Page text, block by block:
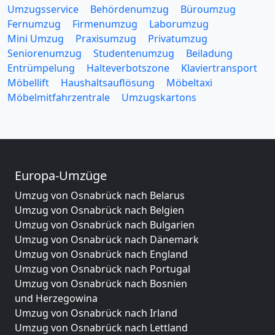
Umzugsservice Behördenumzug
Büroumzug
Fernumzug
Firmenumzug
Laborumzug
Mini Umzug
Praxisumzug
Privatumzug
Seniorenumzug
Studentenumzug
Beiladung
Entrümpelung
Halteverbotszone
Klaviertransport
Möbellift
Haushaltsauflösung
Möbeltaxi
Möbelmitfahrzentrale
Umzugskartons
Europa-Umzüge
Umzug von Osnabrück nach Belarus
Umzug von Osnabrück nach Belgien
Umzug von Osnabrück nach Bulgarien
Umzug von Osnabrück nach Dänemark
Umzug von Osnabrück nach England
Umzug von Osnabrück nach Portugal
Umzug von Osnabrück nach Bosnien
und Herzegowina
Umzug von Osnabrück nach Irland
Umzug von Osnabrück nach Lettland